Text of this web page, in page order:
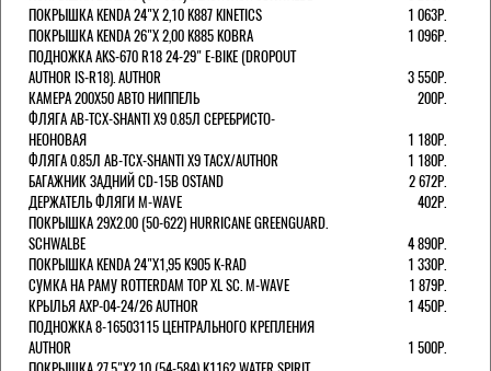
ПОКРЫШКА KENDA 24"Х 2,10 K887 KINETICS
1 063Р.
ПОКРЫШКА KENDA 26"Х 2,00 K885 KOBRA
1 096Р.
ПОДНОЖКА AKS-670 R18 24-29" E-BIKE (DROPOUT
AUTHOR IS-R18). AUTHOR
3 550Р.
КАМЕРА 200Х50 АВТО НИППЕЛЬ
200Р.
ФЛЯГА AB-TCX-SHANTI X9 0.85Л СЕРЕБРИСТО-
НЕОНОВАЯ
1 180Р.
ФЛЯГА 0.85Л AB-TCX-SHANTI X9 TACX/AUTHOR
1 180Р.
БАГАЖНИК ЗАДНИЙ CD-15B OSTAND
2 672Р.
ДЕРЖАТЕЛЬ ФЛЯГИ M-WAVE
402Р.
ПОКРЫШКА 29X2.00 (50-622) HURRICANE GREENGUARD.
SCHWALBE
4 890Р.
ПОКРЫШКА KENDA 24"Х1,95 K905 K-RAD
1 330Р.
СУМКА НА РАМУ ROTTERDAM TOP XL SC. M-WAVE
1 879Р.
КРЫЛЬЯ AXP-04-24/26 AUTHOR
1 450Р.
ПОДНОЖКА 8-16503115 ЦЕНТРАЛЬНОГО КРЕПЛЕНИЯ
AUTHOR
1 500Р.